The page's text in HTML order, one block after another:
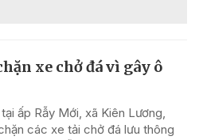
xe chở đá vì gây ô
ấp Rẫy Mới, xã Kiên Lương,
các xe tải chở đá lưu thông